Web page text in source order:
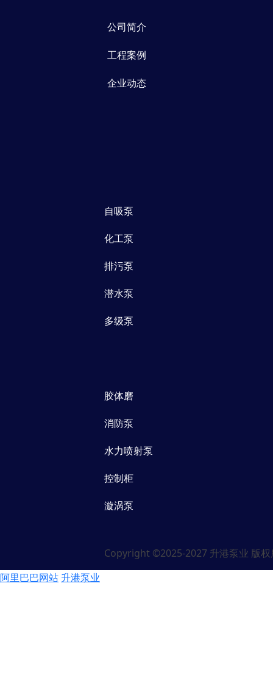
公司简介
工程案例
企业动态
自吸泵
化工泵
排污泵
潜水泵
多级泵
胶体磨
消防泵
水力喷射泵
控制柜
漩涡泵
Copyright ©2025-2027 升港泵业 版
阿里巴巴网站 升港泵业